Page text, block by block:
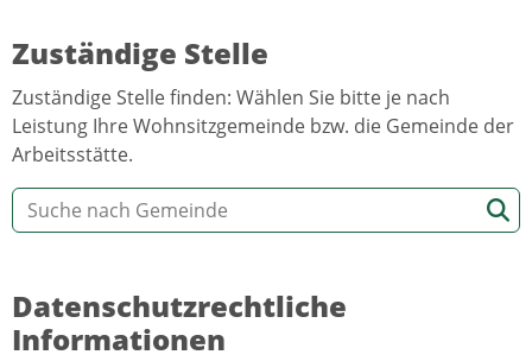
Zuständige Stelle
Zuständige Stelle finden: Wählen Sie bitte je nach
Leistung Ihre Wohnsitzgemeinde bzw. die Gemeinde der
Arbeitsstätte.
Datenschutzrechtliche
Informationen